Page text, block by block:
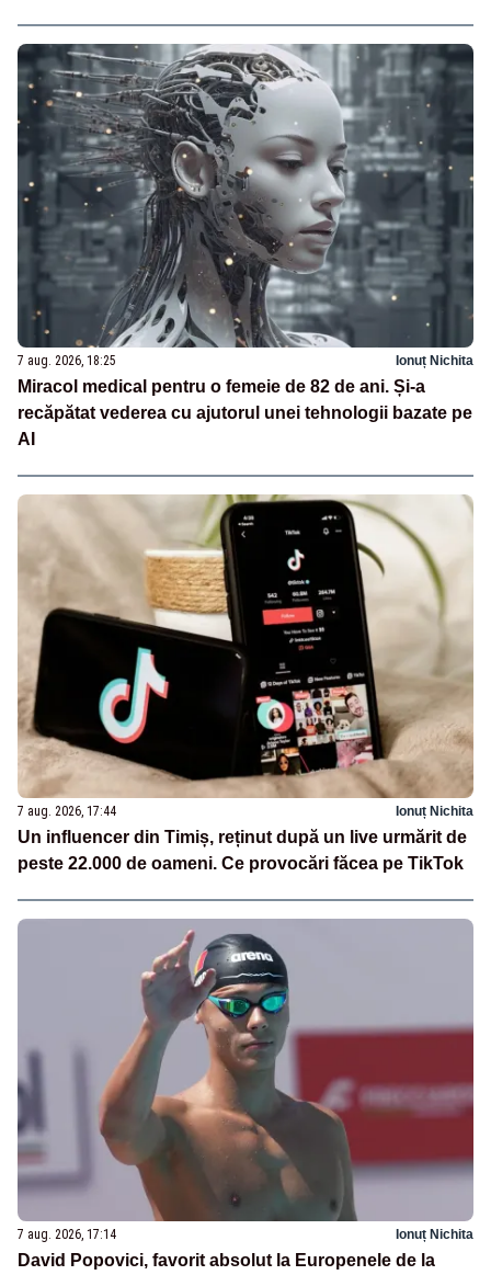
7 aug. 2026, 18:25 Ionuț Nichita
Miracol medical pentru o femeie de 82 de ani. Și-a
recăpătat vederea cu ajutorul unei tehnologii bazate pe
AI
7 aug. 2026, 17:44 Ionuț Nichita
Un influencer din Timiș, reținut după un live urmărit de
peste 22.000 de oameni. Ce provocări făcea pe TikTok
7 aug. 2026, 17:14 Ionuț Nichita
David Popovici, favorit absolut la Europenele de la